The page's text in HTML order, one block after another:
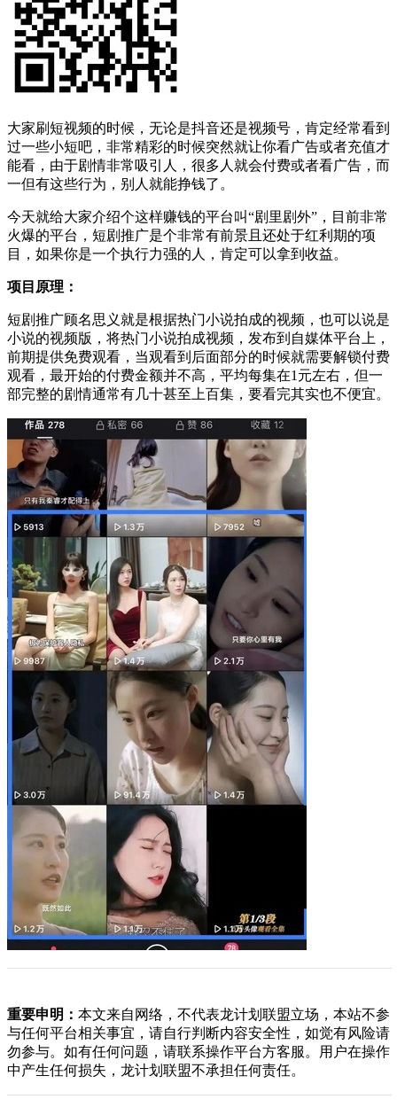
大家刷短视频的时候，无论是抖音还是视频号，肯定经常看到
过一些小短吧，非常精彩的时候突然就让你看广告或者充值才
能看，由于剧情非常吸引人，很多人就会付费或者看广告，而
一但有这些行为，别人就能挣钱了。
今天就给大家介绍个这样赚钱的平台叫“剧里剧外”，目前非常
火爆的平台，短剧推广是个非常有前景且还处于红利期的项
目，如果你是一个执行力强的人，肯定可以拿到收益。
项目原理：
短剧推广顾名思义就是根据热门小说拍成的视频，也可以说是
小说的视频版，将热门小说拍成视频，发布到自媒体平台上，
前期提供免费观看，当观看到后面部分的时候就需要解锁付费
观看，最开始的付费金额并不高，平均每集在1元左右，但一
部完整的剧情通常有几十甚至上百集，要看完其实也不便宜。
重要申明： 本文来自网络，不代表龙计划联盟立场，本站不参
与任何平台相关事宜，请自行判断内容安全性，如觉有风险请
勿参与。如有任何问题，请联系操作平台方客服。用户在操作
中产生任何损失，龙计划联盟不承担任何责任。